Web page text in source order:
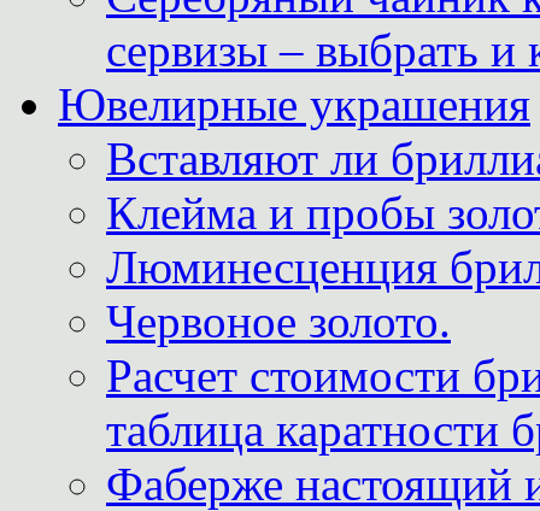
сервизы – выбрать и
Ювелирные украшения
Вставляют ли
Клейма и пробы
Люминесценция
Червоное золото.
Расчет стоимости
таблица каратности
Фаберже настоящий